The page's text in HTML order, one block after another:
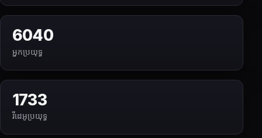
6040
អ្នកប្រយុទ្ធ
1733
វីដេអូប្រយុទ្ធ